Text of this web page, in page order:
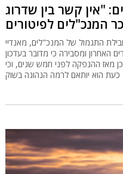
"אין קשר בין שדרוג
התגמול של המנכ"לים, מאנדיי
האחרון ומסבירה כי מדובר בעדכון
מאז ההנפקה לפני חמש שנים, וכי
כעת הוא יותאם לרמה הנהוגה בשוק